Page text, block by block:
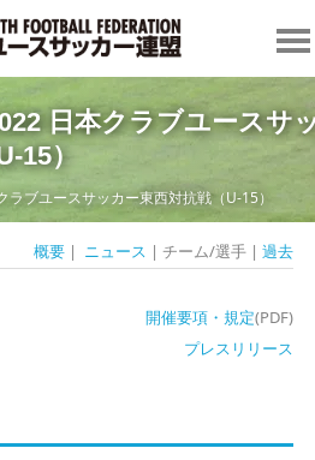
日本クラブユースサ
15）
ラブユースサッカー東西対抗戦（U-15）
概要| ニュース | チーム/選手 | 過去
開催要項・規定(PDF)
プレスリリース